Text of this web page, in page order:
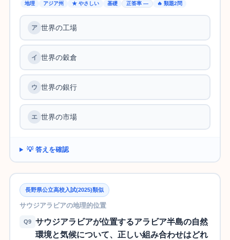
地理 アジア州 ★ やさしい 基礎 正答率 — 🔥 類題2問
世界の工場
世界の穀倉
世界の銀行
世界の市場
💡 答えを確認
長野県公立高校入試(2025)類似
サウジアラビアの地理的位置
Q9
サウジアラビアが位置するアラビア半島の自然
環境と気候について、正しい組み合わせはどれ